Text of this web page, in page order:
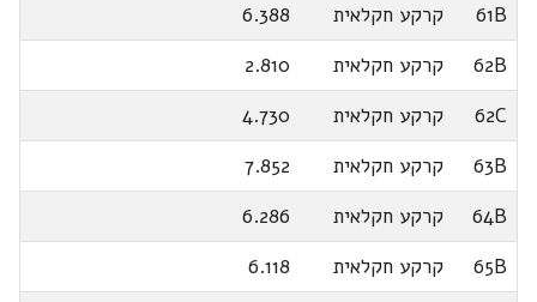
61B
קרקע חקלאית
6.388
62B
קרקע חקלאית
2.810
62C
קרקע חקלאית
4.730
63B
קרקע חקלאית
7.852
64B
קרקע חקלאית
6.286
65B
קרקע חקלאית
6.118